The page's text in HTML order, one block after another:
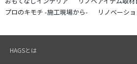
プロのキモチ -施工現場から-
リノベーシ
HAGSとは